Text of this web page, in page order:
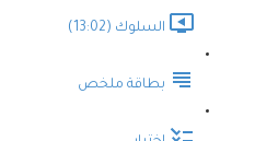
السلوك (13:02)
بطاقة ملخص